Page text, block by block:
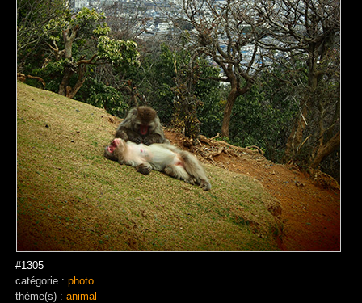
#1305
catégorie : photo
thème(s) : animal